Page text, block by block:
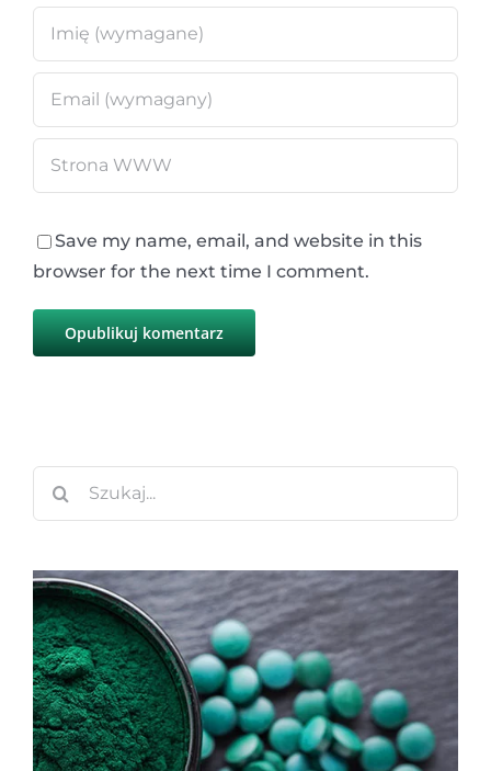
Save my name, email, and website in this
browser for the next time I comment.